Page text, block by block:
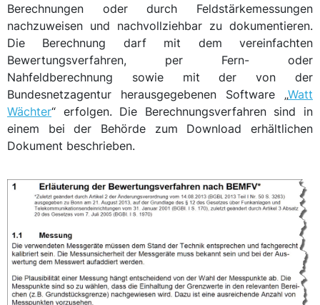
Berechnungen oder durch Feldstärkemessungen
nachzuweisen und nachvollziehbar zu dokumentieren.
Die Berechnung darf mit dem vereinfachten
Bewertungsverfahren, per Fern- oder
Nahfeldberechnung sowie mit der von der
Bundesnetzagentur herausgegebenen Software „Watt
Wächter“ erfolgen. Die Berechnungsverfahren sind in
einem bei der Behörde zum Download erhältlichen
Dokument beschrieben.